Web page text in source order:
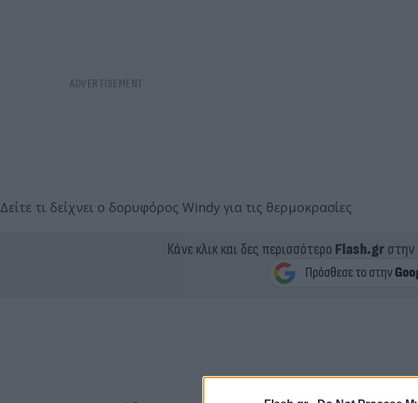
Δείτε τι δείχνει ο δορυφόρος Windy για τις θερμοκρασίες
Κάνε κλικ και δες περισσότερο Flash.grστην